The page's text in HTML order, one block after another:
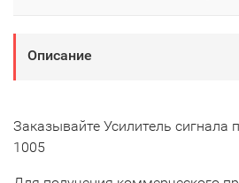
Описание
Заказывайте Усилитель сигнала
1005